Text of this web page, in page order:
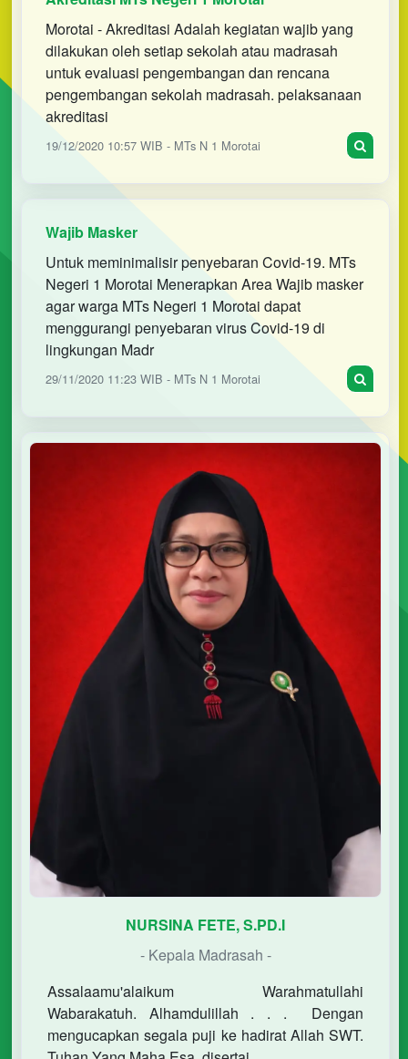
Morotai - Akreditasi Adalah kegiatan wajib yang
dilakukan oleh setiap sekolah atau madrasah
untuk evaluasi pengembangan dan rencana
pengembangan sekolah madrasah. pelaksanaan
akreditasi
19/12/2020 10:57 WIB - MTs N 1 Morotai
Wajib Masker
Untuk meminimalisir penyebaran Covid-19. MTs
Negeri 1 Morotai Menerapkan Area Wajib masker
agar warga MTs Negeri 1 Morotai dapat
menggurangi penyebaran virus Covid-19 di
lingkungan Madr
29/11/2020 11:23 WIB - MTs N 1 Morotai
NURSINA FETE, S.PD.I
- Kepala Madrasah -
Assalaamu'alaikum Warahmatullahi
Wabarakatuh. Alhamdulillah . . . Dengan
mengucapkan segala puji ke hadirat Allah SWT.